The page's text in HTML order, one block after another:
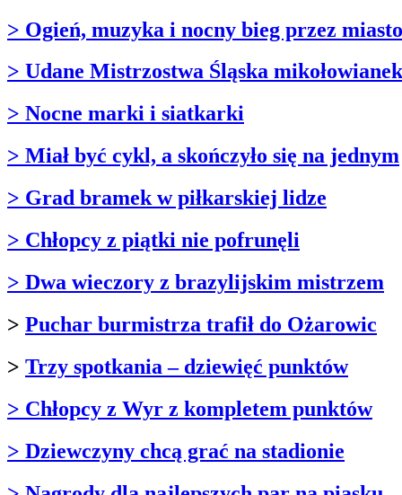
> Ogień, muzyka i nocny bieg przez miasto
> Udane Mistrzostwa Śląska mikołowianek
> Nocne marki i siatkarki
> Miał być cykl, a skończyło się na jednym
> Grad bramek w piłkarskiej lidze
> Chłopcy z piątki nie pofrunęli
> Dwa wieczory z brazylijskim mistrzem
> Puchar burmistrza trafił do Ożarowic
> Trzy spotkania – dziewięć punktów
> Chłopcy z Wyr z kompletem punktów
> Dziewczyny chcą grać na stadionie